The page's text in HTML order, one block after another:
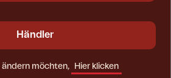
Händler
ändern möchten, Hier klicken